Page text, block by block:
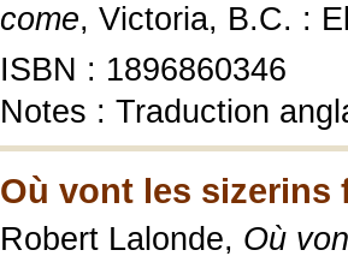
come, Victoria, B.C. :
ISBN : 1896860346
Notes : Traduction
Où vont les sizerins
Robert Lalonde, Où